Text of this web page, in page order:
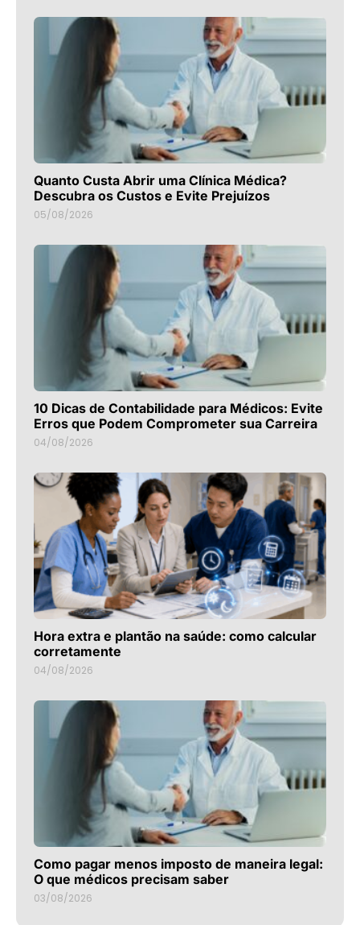
Quanto Custa Abrir uma Clínica Médica?
Descubra os Custos e Evite Prejuízos
05/08/2026
10 Dicas de Contabilidade para Médicos: Evite
Erros que Podem Comprometer sua Carreira
04/08/2026
Hora extra e plantão na saúde: como calcular
corretamente
04/08/2026
Como pagar menos imposto de maneira legal:
O que médicos precisam saber
03/08/2026